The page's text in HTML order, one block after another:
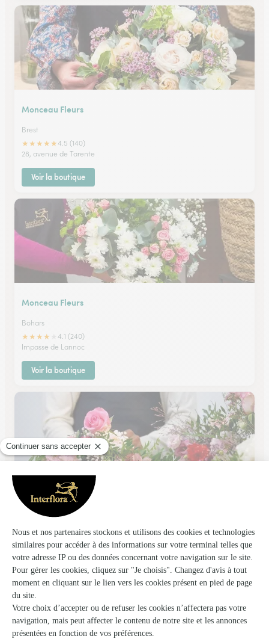
Monceau Fleurs
Brest
★★★★★4.5 (140)
28, avenue de Tarente
Voir la boutique
Monceau Fleurs
Bohars
★★★★
4.1 (240)
Impasse de Lannoc
Voir la boutique
La Tulipe Noire
Lannilis
★★★★★4.5 (44)
2, rue de l'Eglise
Voir la boutique